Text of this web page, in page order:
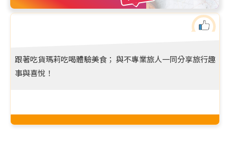
跟著吃貨瑪莉吃喝體驗美食； 與不專業旅人一同分享旅行趣
事與喜悅！